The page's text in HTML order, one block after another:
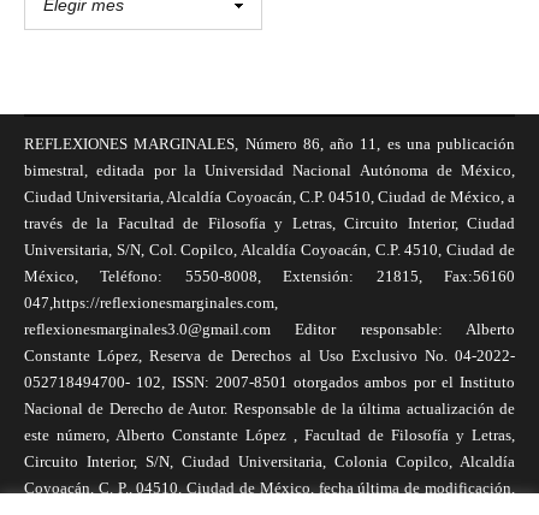
REFLEXIONES MARGINALES, Número 86, año 11, es una publicación
bimestral, editada por la Universidad Nacional Autónoma de México,
Ciudad Universitaria, Alcaldía Coyoacán, C.P. 04510, Ciudad de México, a
través de la Facultad de Filosofía y Letras, Circuito Interior, Ciudad
Universitaria, S/N, Col. Copilco, Alcaldía Coyoacán, C.P. 4510, Ciudad de
México, Teléfono: 5550-8008, Extensión: 21815, Fax:56160
047,https://reflexionesmarginales.com,
reflexionesmarginales3.0@gmail.com Editor responsable: Alberto
Constante López, Reserva de Derechos al Uso Exclusivo No. 04-2022-
052718494700- 102, ISSN: 2007-8501 otorgados ambos por el Instituto
Nacional de Derecho de Autor. Responsable de la última actualización de
este número, Alberto Constante López , Facultad de Filosofía y Letras,
Circuito Interior, S/N, Ciudad Universitaria, Colonia Copilco, Alcaldía
Coyoacán, C. P., 04510, Ciudad de México, fecha última de modificación,